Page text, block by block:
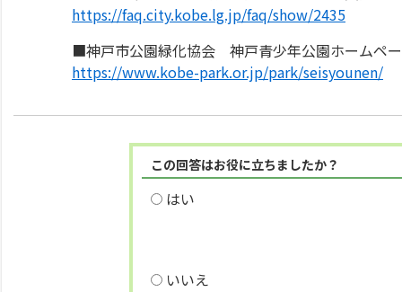
https://faq.city.kobe.lg.jp/faq/show/2435
■神戸市公園緑化協会 神戸青少年公園ホームペ
https://www.kobe-park.or.jp/park/seisyounen/
この回答はお役に立ちましたか？
はい
いいえ